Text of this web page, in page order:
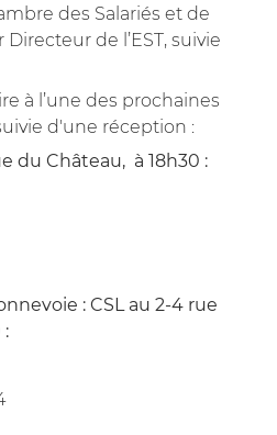
des Salariés et de
de l’EST, suivie
à l’une des prochaines
d'une réception :
du Château, à 18h30 :
: CSL au 2-4 rue
: